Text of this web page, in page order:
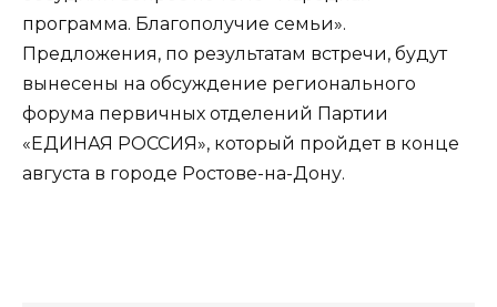
программа. Благополучие семьи».
Предложения, по результатам встречи, будут
вынесены на обсуждение регионального
форума первичных отделений Партии
«ЕДИНАЯ РОССИЯ», который пройдет в конце
августа в городе Ростове-на-Дону.